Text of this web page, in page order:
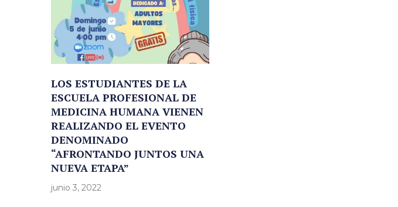
LOS ESTUDIANTES DE LA
ESCUELA PROFESIONAL DE
MEDICINA HUMANA VIENEN
REALIZANDO EL EVENTO
DENOMINADO
“AFRONTANDO JUNTOS UNA
NUEVA ETAPA”
junio 3, 2022